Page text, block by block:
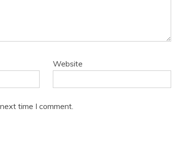
Website
time I comment.